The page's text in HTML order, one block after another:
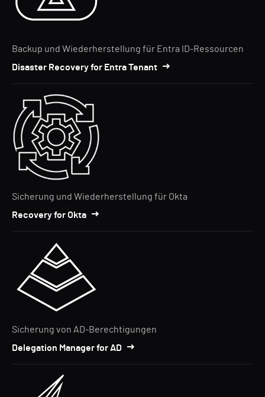
Backup und Wiederherstellung für Entra ID-Ressourcen
Disaster Recovery for Entra Tenant
Sicherung und Wiederherstellung für Okta
Recovery for Okta
Sicherung von AD-Berechtigungen
Delegation Manager for AD